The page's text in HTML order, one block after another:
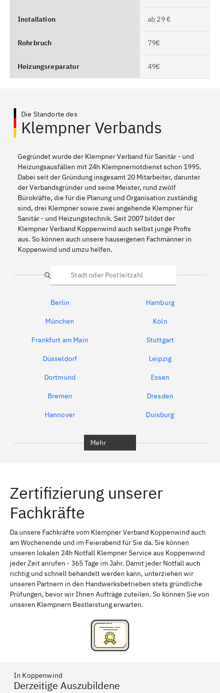
Installation ab 29 €
Rohrbruch 79€
Heizungsreparatur 49€
Die Standorte des
Klempner Verbands
Gegründet wurde der Klempner Verband für Sanitär - und
Heizungsausfällen mit 24h Klempnernotdienst schon 1995.
Dabei seit der Gründung insgesamt 20 Mitarbeiter, darunter
der Verbandsgründer und seine Meister, rund zwölf
Bürokräfte, die für die Planung und Organisation zuständig
sind, drei Klempner sowie zwei angehende Klempner für
Sanitär - und Heizungstechnik. Seit 2007 bildet der
Klempner Verband Koppenwind auch selbst junge Profis
aus. So können auch unsere hauseigenen Fachmänner in
Koppenwind und umzu helfen.
Suche
Berlin Hamburg
München Köln
Frankfurt am Main Stuttgart
Düsseldorf Leipzig
Dortmund Essen
Bremen Dresden
Hannover Duisburg
Erlangen Bamberg
Bayreuth
Schweinfurt Passau
Freising Rudelsdorf, Mittelfranken
Mehr
Zertifizierung unserer
Fachkräfte
Da unsere Fachkräfte vom Klempner Verband Koppenwind auch
am Wochenende und im Feierabend für Sie da. Sie können
unseren lokalen 24h Notfall Klempner Service aus Koppenwind
jeder Zeit anrufen - 365 Tage im Jahr. Damit jeder Notfall auch
richtig und schnell behandelt werden kann, unterziehen wir
unseren Partnern in den Handwerksbetrieben stets gründliche
Prüfungen, bevor wir Ihnen Aufträge zuteilen. So können Sie von
unseren Klempnern Bestleistung erwarten.
In Koppenwind
Derzeitige Auszubildene